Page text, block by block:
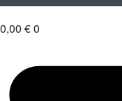
0,00 €0